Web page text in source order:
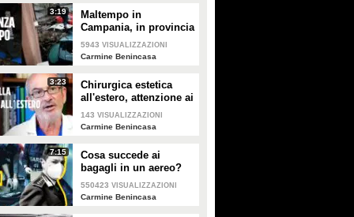
3:19
Maltempo in
Campania, in provincia
di Avellino fiumi di
fango e auto travolte:
5943 VISUALIZZAZIONI
Carmine Benincasa
3:23
Chirurgica estetica
all'estero, attenzione ai
pacchetti 'tutto
compreso': "Costi
143 VISUALIZZAZIONI
Carmine Benincasa
7:15
Cosa succede ai
bagagli in un aereo?
Abbiamo passato 24
ore con la Guardia di
550423 VISUALIZZAZIONI
Carmine Benincasa